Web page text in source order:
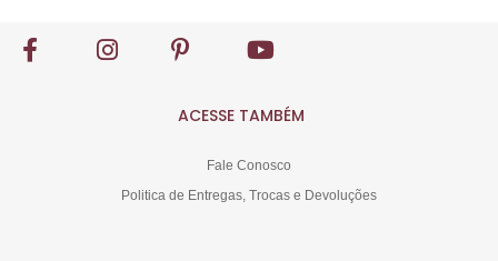
ACESSE TAMBÉM
Fale Conosco
Politica de Entregas, Trocas e Devoluções